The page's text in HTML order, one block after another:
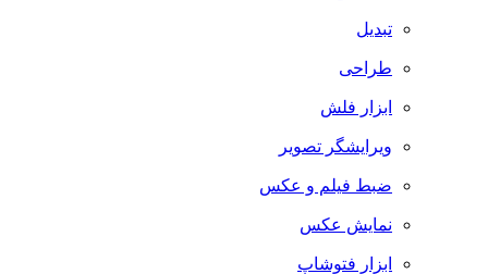
تبدیل
طراحی
ابزار فلش
ویرایشگر تصویر
ضبط فيلم و عكس
نمایش عکس
ابزار فتوشاپ